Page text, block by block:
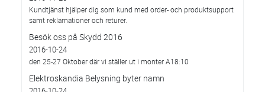
Kundtjänst hjälper dig som kund med order- och produktsupport
samt reklamationer och returer.
Besök oss på Skydd 2016
2016-10-24
den 25-27 Oktober där vi ställer ut i monter A18:10
Elektroskandia Belysning byter namn